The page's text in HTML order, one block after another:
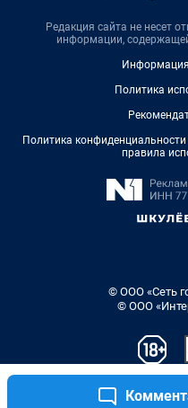
Редакция сайта не несет
информации,
Политика
Политика
правила
© ООО «Сеть
© ООО